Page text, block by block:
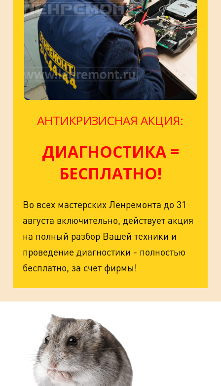
АНТИКРИЗИСНАЯ АКЦИЯ:
ДИАГНОСТИКА =
БЕСПЛАТНО!
Во всех мастерских Ленремонта до 31
августа включительно, действует акция
на полный разбор Вашей техники и
проведение диагностики - полностью
бесплатно, за счет фирмы!